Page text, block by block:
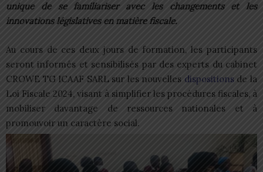
unique de se familiariser avec les changements et les
innovations législatives en matière fiscale.
Au cours de ces deux jours de formation, les participants
seront informés et sensibilisés par des experts du cabinet
CROWE TG ICAAF SARL sur les nouvelles dispositionsde la
Loi Fiscale 2024, visant à simplifier les procédures fiscales, à
mobiliser davantage de ressources nationales et à
promouvoir un caractère social.